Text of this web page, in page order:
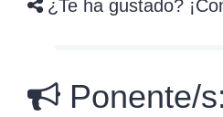
¿Te ha gustado?
Ponente/s: